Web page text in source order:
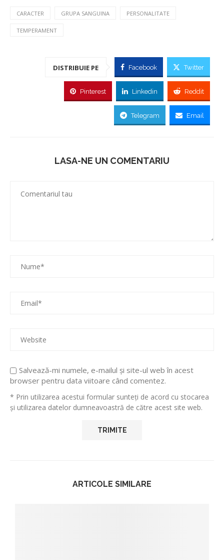
CARACTER GRUPA SANGUINA PERSONALITATE
TEMPERAMENT
DISTRIBUIE PE Facebook Twitter
Pinterest Linkedin Reddit
Telegram Email
LASA-NE UN COMENTARIU
Salvează-mi numele, e-mailul și site-ul web în acest
browser pentru data viitoare când comentez.
* Prin utilizarea acestui formular sunteți de acord cu stocarea
și utilizarea datelor dumneavoastră de către acest site web.
ARTICOLE SIMILARE